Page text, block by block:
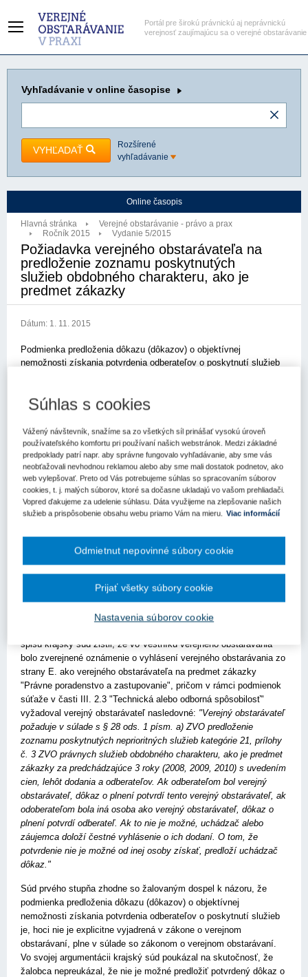
Portál pre širokú právnickú aj neprávnickú
verejnosť zaujímajúcu sa o verejné obstarávanie
Vyhľadávanie v online časopise
VYHĽADAŤ
Rozšírené
vyhľadávanie
Online časopis
Hlavná stránka
Verejné obstarávanie - právo a prax
Ročník 2015
Vydanie 5/2015
Požiadavka verejného obstarávateľa na
predloženie zoznamu poskytnutých
služieb obdobného charakteru, ako je
predmet zákazky
Dátum: 1. 11. 2015
Podmienka predloženia dôkazu (dôkazov) o objektívnej
nemožnosti získania potvrdenia odberateľov o poskytnutí služieb
Rozsudok Najvyššieho súdu SR z 18. júna 2015, sp. zn. 8 Sžf
Skutkový stav
Predmetom súdneho prieskumu na základe podanej žaloby (§ 247
a nasl. OSP) bolo rozhodnutie žalovaného - Úradu pre verejné
obstarávanie (ďalej aj "žalovaný" alebo "úrad"), ktorým zamietol
námietky žalobcu proti vylúčeniu z užšej súťaže na predmet
zákona č. 25/2006 Z.z. o verejnom obstarávaní v znení
neskorších predpisov (ďalej aj "ZVO").
Krajský súd po preskúmaní zákonnosti rozhodnutia a postupu
žalovaného, ktorý mu predchádzal, v rozsahu žalobných bodov
dospel k záveru, že rozhodnutie a postup žalovaného bol v súlade
so zákonom, a preto žalobu zamietol. Z odôvodnenia rozhodnutia
spisu krajský súd zistil, že vo Vestníku verejného obstarávania
bolo zverejnené oznámenie o vyhlásení verejného obstarávania zo
strany E. ako verejného obstarávateľa na predmet zákazky
"Právne poradenstvo a zastupovanie", pričom v rámci podmienok
súťaže v časti III. 2.3 "Technická alebo odborná spôsobilosť"
vyžadoval verejný obstarávateľ nasledovné: "Verejný obstarávateľ
požaduje v súlade s § 28 ods. 1 písm. a) ZVO predloženie
zoznamu poskytnutých neprioritných služieb kategórie 21, prílohy
č. 3 ZVO právnych služieb obdobného charakteru, ako je predmet
zákazky za predchádzajúce 3 roky (2008, 2009, 2010) s uvedením
cien, lehôt dodania a odberateľov. Ak odberateľom bol verejný
obstarávateľ, dôkaz o plnení potvrdí tento verejný obstarávateľ, ak
odoberateľom bola iná osoba ako verejný obstarávateľ, dôkaz o
plnení potvrdí odberateľ. Ak to nie je možné, uchádzač alebo
záujemca doloží čestné vyhlásenie o ich dodaní. O tom, že
potvrdenie nie je možné od inej osoby získať, predloží uchádzač
dôkaz."
Súd prvého stupňa zhodne so žalovaným dospel k názoru, že
podmienka predloženia dôkazu (dôkazov) o objektívnej
nemožnosti získania potvrdenia odberateľov o poskytnutí služieb
je, hoci nie je explicitne vyjadrená v zákone o verejnom
obstarávaní, plne v súlade so zákonom o verejnom obstarávaní.
Vo svojej argumentácii krajský súd poukázal na skutočnosť, že
žalobca nepreukázal, že nie je možné predložiť potvrdený dôkaz o
Súhlas s cookies
Vážený návštevník, snažíme sa zo všetkých síl prinášať vysokú úroveň
používateľského komfortu pri používaní našich webstránok. Medzi základné
predpoklady patrí napr. aby správne fungovalo vyhľadávanie, aby sme vás
neobťažovali nevhodnou reklamou alebo aby sme mali dostatok podnetov, ako
web vylepšovať. Preto od Vás potrebujeme súhlas so spracovaním súborov
cookies, t. j. malých súborov, ktoré sa dočasne ukladajú vo vašom prehliadači.
Vopred ďakujeme za udelenie súhlasu. Dáta využijeme na zlepšovanie našich
služieb a prispôsobenie obsahu webu priamo Vám na mieru.
Viac informácií
Nastavenia súborov cookie
Odmietnut nepovinné súbory cookie
Prijať všetky súbory cookie